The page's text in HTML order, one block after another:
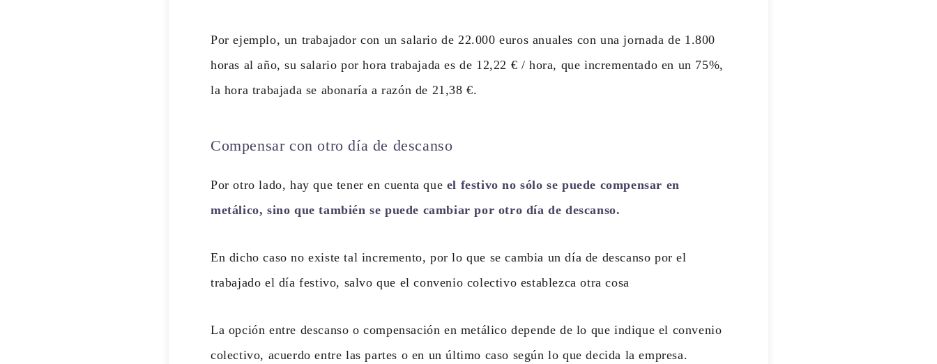
Por ejemplo, un trabajador con un salario de 22.000 euros anuales con una jornada de 1.800
horas al año, su salario por hora trabajada es de 12,22 € / hora, que incrementado en un 75%,
la hora trabajada se abonaría a razón de 21,38 €.
Compensar con otro día de descanso
Por otro lado, hay que tener en cuenta que el festivo no sólo se puede compensar en
metálico, sino que también se puede cambiar por otro día de descanso.
En dicho caso no existe tal incremento, por lo que se cambia un día de descanso por el
trabajado el día festivo, salvo que el convenio colectivo establezca otra cosa
La opción entre descanso o compensación en metálico depende de lo que indique el convenio
colectivo, acuerdo entre las partes o en un último caso según lo que decida la empresa.